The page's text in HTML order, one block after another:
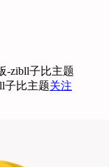
关注